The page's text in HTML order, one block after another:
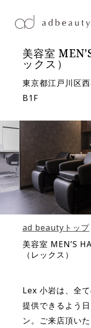
美容室
ックス）
東京都江戸川区
B1F
ad beautyトップ
美容室 MEN’S
（レックス）
Lex 小岩は、全
提供できるよう
ン。ご来店頂い